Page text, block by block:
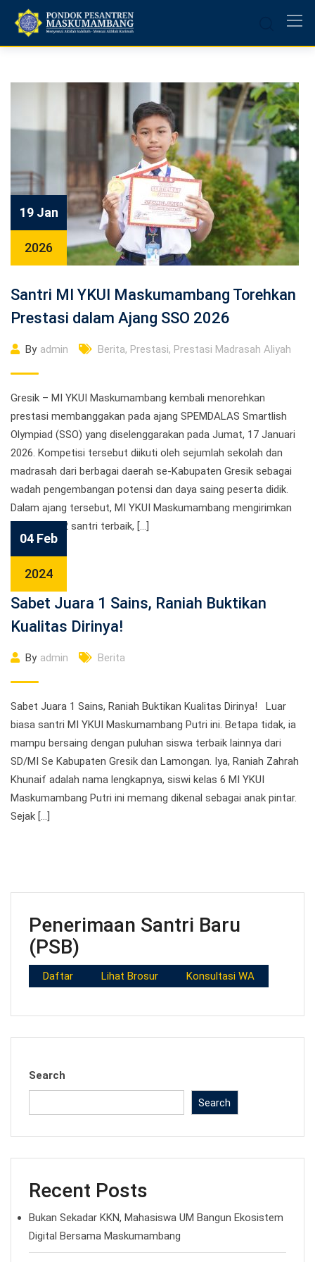
content
19 Jan
2026
Santri MI YKUI Maskumambang Torehkan
Prestasi dalam Ajang SSO 2026
By admin Berita, Prestasi, Prestasi Madrasah Aliyah
Gresik – MI YKUI Maskumambang kembali menorehkan
prestasi membanggakan pada ajang SPEMDALAS Smartlish
Olympiad (SSO) yang diselenggarakan pada Jumat, 17 Januari
2026. Kompetisi tersebut diikuti oleh sejumlah sekolah dan
madrasah dari berbagai daerah se-Kabupaten Gresik sebagai
wadah pengembangan potensi dan daya saing peserta didik.
Dalam ajang tersebut, MI YKUI Maskumambang mengirimkan
sebanyak 12 santri terbaik, […]
04 Feb
2024
Sabet Juara 1 Sains, Raniah Buktikan
Kualitas Dirinya!
By admin Berita
Sabet Juara 1 Sains, Raniah Buktikan Kualitas Dirinya! Luar
biasa santri MI YKUI Maskumambang Putri ini. Betapa tidak, ia
mampu bersaing dengan puluhan siswa terbaik lainnya dari
SD/MI Se Kabupaten Gresik dan Lamongan. Iya, Raniah Zahrah
Khunaif adalah nama lengkapnya, siswi kelas 6 MI YKUI
Maskumambang Putri ini memang dikenal sebagai anak pintar.
Sejak […]
Penerimaan Santri Baru
(PSB)
Daftar Lihat Brosur Konsultasi WA
Search
Search
Recent Posts
Bukan Sekadar KKN, Mahasiswa UM Bangun Ekosistem
Digital Bersama Maskumambang